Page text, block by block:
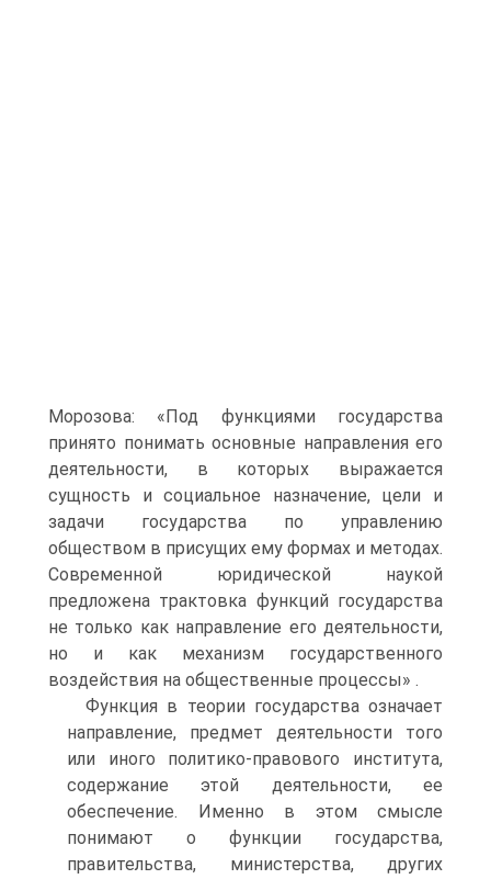
Морозова: «Под функциями государства
принято понимать основные направления его
деятельности, в которых выражается
сущность и социальное назначение, цели и
задачи государства по управлению
обществом в присущих ему формах и методах.
Современной юридической наукой
предложена трактовка функций государства
не только как направление его деятельности,
но и как механизм государственного
воздействия на общественные процессы» .
Функция в теории государства означает
направление, предмет деятельности того
или иного политико-правового института,
содержание этой деятельности, ее
обеспечение. Именно в этом смысле
понимают о функции государства,
правительства, министерства, других